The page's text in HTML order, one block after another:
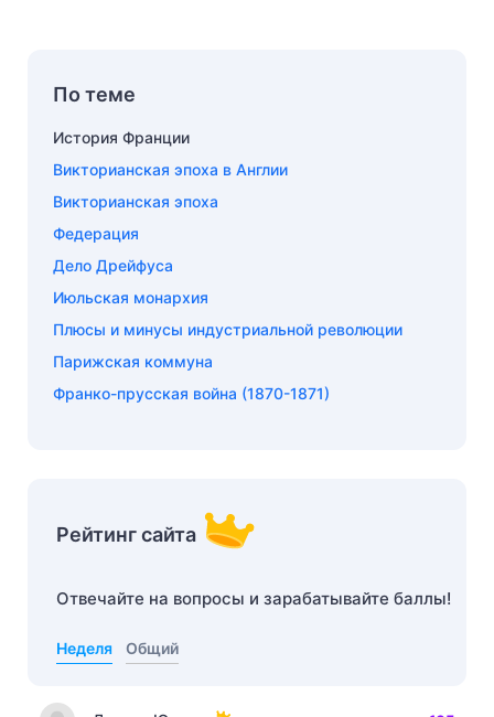
По теме
История Франции
Викторианская эпоха в Англии
Викторианская эпоха
Федерация
Дело Дрейфуса
Июльская монархия
Плюсы и минусы индустриальной революции
Парижская коммуна
Франко-прусская война (1870-1871)
Рейтинг сайта
Отвечайте на вопросы и зарабатывайте баллы!
Неделя Общий